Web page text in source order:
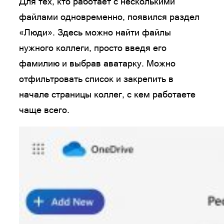
файлами одновременно, появился раздел
«Люди». Здесь можно найти файлы
нужного коллеги, просто введя его
фамилию и выбрав аватарку. Можно
отфильтровать список и закрепить в
начале страницы коллег, с кем работаете
чаще всего.